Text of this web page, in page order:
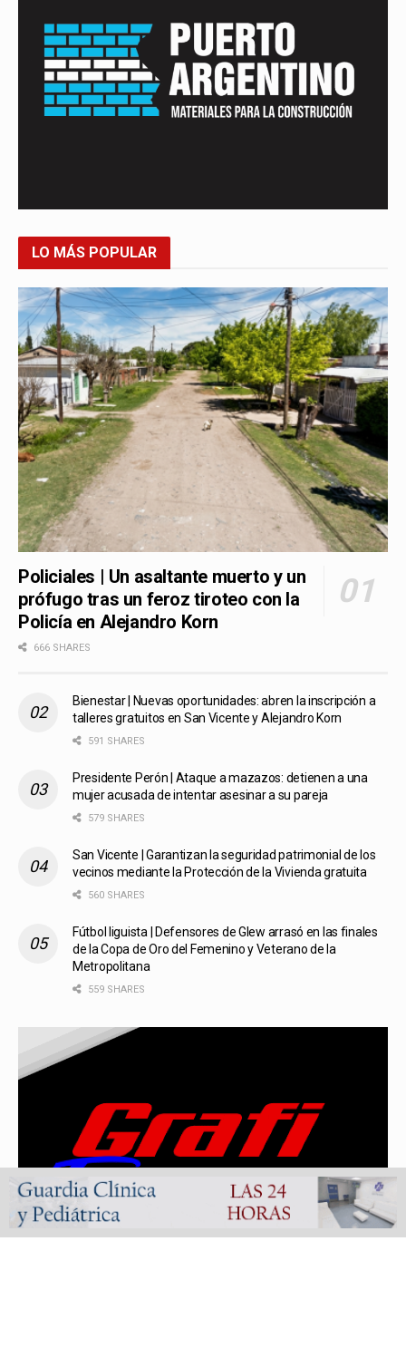
LO MÁS POPULAR
Policiales | Un asaltante muerto y un
prófugo tras un feroz tiroteo con la
Policía en Alejandro Korn
666 SHARES
Bienestar | Nuevas oportunidades: abren la inscripción a
talleres gratuitos en San Vicente y Alejandro Korn
591 SHARES
Presidente Perón | Ataque a mazazos: detienen a una
mujer acusada de intentar asesinar a su pareja
579 SHARES
San Vicente | Garantizan la seguridad patrimonial de los
vecinos mediante la Protección de la Vivienda gratuita
560 SHARES
Fútbol liguista | Defensores de Glew arrasó en las finales
de la Copa de Oro del Femenino y Veterano de la
Metropolitana
559 SHARES